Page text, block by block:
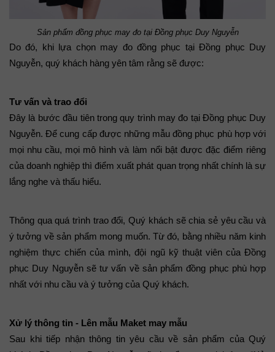
Sản phẩm đồng phục may đo tại Đồng phục Duy Nguyễn
Do đó, khi lựa chọn may đo đồng phục tại Đồng phục Duy
Nguyễn, quý khách hàng yên tâm rằng sẽ được:
Tư vấn và trao đổi
Đây là bước đầu tiên trong quy trình may đo tại Đồng phục Duy
Nguyễn. Để cung cấp được những mẫu đồng phục phù hợp với
mọi nhu cầu, mọi mô hình và làm nổi bật được đặc điểm riêng
của doanh nghiệp thì điểm xuất phát quan trọng nhất chính là sự
lắng nghe và thấu hiểu.
Thông qua quá trình trao đổi, Quý khách sẽ chia sẻ yêu cầu và
ý tưởng về sản phẩm mong muốn. Từ đó, bằng nhiều năm kinh
nghiệm thực chiến của mình, đội ngũ kỹ thuật viên của Đồng
phục Duy Nguyễn sẽ tư vấn về sản phẩm đồng phục phù hợp
nhất với nhu cầu và ý tưởng của Quý khách.
Xử lý thông tin - Lên mẫu Maket may mẫu
Sau khi tiếp nhận thông tin yêu cầu về sản phẩm của Quý